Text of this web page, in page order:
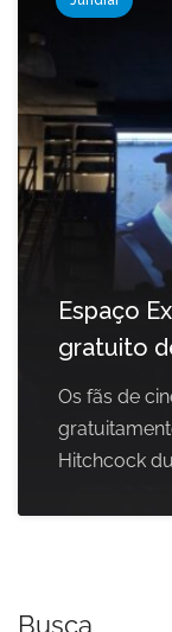
Espaço
gratuito
Os fãs de
Hitchcock
Busca